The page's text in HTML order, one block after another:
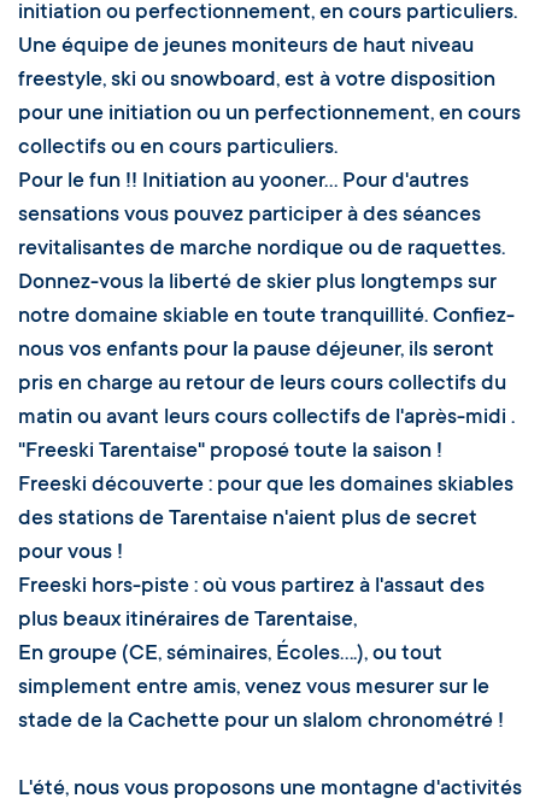
initiation ou perfectionnement, en cours particuliers.
Une équipe de jeunes moniteurs de haut niveau
freestyle, ski ou snowboard, est à votre disposition
pour une initiation ou un perfectionnement, en cours
collectifs ou en cours particuliers.
Pour le fun !! Initiation au yooner... Pour d'autres
sensations vous pouvez participer à des séances
revitalisantes de marche nordique ou de raquettes.
Donnez-vous la liberté de skier plus longtemps sur
notre domaine skiable en toute tranquillité. Confiez-
nous vos enfants pour la pause déjeuner, ils seront
pris en charge au retour de leurs cours collectifs du
matin ou avant leurs cours collectifs de l'après-midi .
"Freeski Tarentaise" proposé toute la saison !
Freeski découverte : pour que les domaines skiables
des stations de Tarentaise n'aient plus de secret
pour vous !
Freeski hors-piste : où vous partirez à l'assaut des
plus beaux itinéraires de Tarentaise,
En groupe (CE, séminaires, Écoles....), ou tout
simplement entre amis, venez vous mesurer sur le
stade de la Cachette pour un slalom chronométré !
L'été, nous vous proposons une montagne d'activités